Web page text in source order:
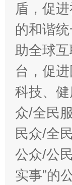
盾，促
的和谐
助全球
台，促
科技、
众/全民
民众/全
公众/公
实事”的